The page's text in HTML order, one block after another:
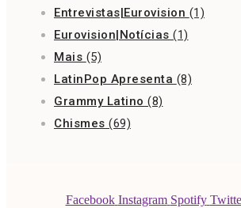
Entrevistas|Eurovision (1)
Eurovision|Notícias (1)
Mais (5)
LatinPop Apresenta (8)
Grammy Latino (8)
Chismes (69)
Facebook Instagram Spotify